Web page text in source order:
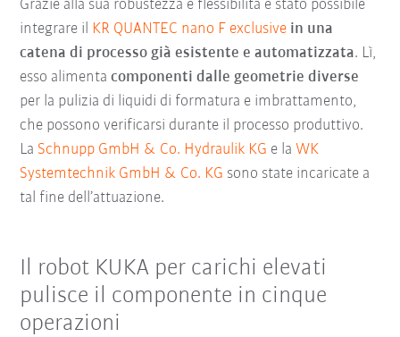
Grazie alla sua robustezza e flessibilità è stato possibile
integrare il
KR QUANTEC nano F exclusive in una
catena di processo già esistente e automatizzata. Lì,
esso alimentacomponenti dalle geometrie diverse
per la pulizia di liquidi di formatura e imbrattamento,
che possono verificarsi durante il processo produttivo.
La Schnupp GmbH & Co. Hydraulik KG e laWK
Systemtechnik GmbH & Co. KG sono state incaricate a
tal fine dell’attuazione.
Il robot KUKA per carichi elevati
pulisce il componente in cinque
operazioni